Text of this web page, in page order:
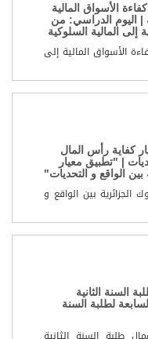
الأسواق المالية
| اليوم الدراسي: من
إلى المالية السلوكية
الأسواق المالية إلى
كفاية رأس المال
| "تطبيق معيار
الواقع و التحديات"
بين الواقع و
السنة الثانية
السابعة لطلبة السنة